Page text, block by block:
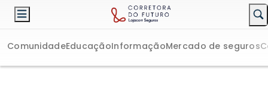
ComunidadeEducaçãoInformaçãoMercado de seguros